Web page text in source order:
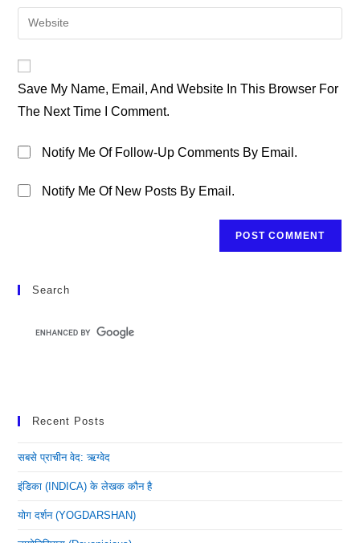
To
Comment
Email
Address
Enter
Your
URL
(optional)
Save My Name, Email, And Website In This Browser For
The Next Time I Comment.
Notify Me Of Follow-Up Comments By Email.
Notify Me Of New Posts By Email.
Search
Recent Posts
सबसे प्राचीन वेद: ऋग्वेद
इंडिका (INDICA) के लेखक कौन है
योग दर्शन (YOGDARSHAN)